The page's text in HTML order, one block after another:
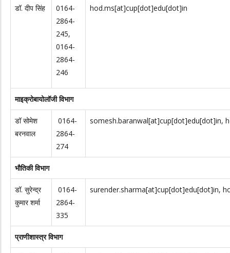
डॉ. दीप सिंह
0164-
2864-
245,
0164-
2864-
246
hod.ms[at]cup[dot]edu[dot]in
माइक्रोबायोलॉजी विभाग
डॉ सोमेश
बरनवाल
0164-
2864-
274
somesh.baranwal[at]cup[dot]edu[dot]in,
भौतिकी विभाग
डॉ. सुरेन्द्र
कुमार शर्मा
0164-
2864-
335
surender.sharma[at]cup[dot]edu[dot]in,
प्राणीशास्त्र विभाग